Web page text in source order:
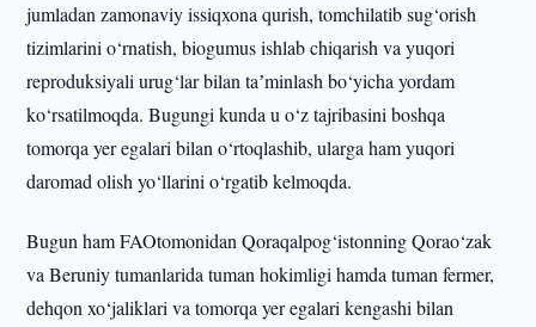
jumladan zamonaviy issiqxona qurish, tomchilatib sug‘orish
tizimlarini o‘rnatish, biogumus ishlab chiqarish va yuqori
reproduksiyali urug‘lar bilan taʼminlash bo‘yicha yordam
ko‘rsatilmoqda. Bugungi kunda u o‘z tajribasini boshqa
tomorqa yer egalari bilan o‘rtoqlashib, ularga ham yuqori
daromad olish yo‘llarini o‘rgatib kelmoqda.
Bugun ham FAOtomonidan Qoraqalpog‘istonning Qorao‘zak
va Beruniy tumanlarida tuman hokimligi hamda tuman fermer,
dehqon xo‘jaliklari va tomorqa yer egalari kengashi bilan